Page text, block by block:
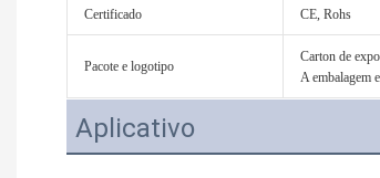
Certificado CE, Rohs
Pacote e logotipo
Carton de
A embalagem
Aplicativo